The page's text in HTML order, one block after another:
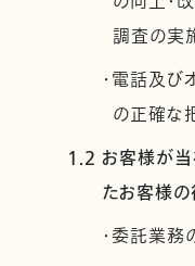
調査の実
・電話及び
の正確な
1.2 お客様が当
たお客様
・委託業